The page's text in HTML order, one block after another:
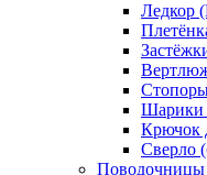
Ледкор
Шарики
Крючок
Сверло
Поводочницы